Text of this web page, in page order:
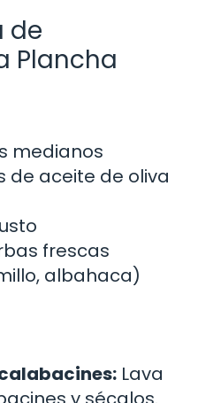
de
Plancha
medianos
de aceite de oliva
frescas
albahaca)
Lava